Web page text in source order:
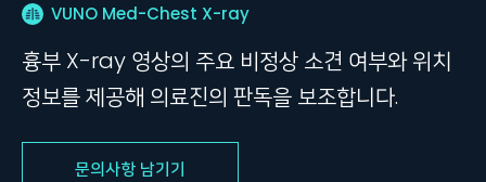
VUNO Med-Chest X-ray
흉부 X-ray 영상의 주요 비정상 소견 여부와 위치
정보를 제공해 의료진의 판독을 보조합니다.
문의사항 남기기